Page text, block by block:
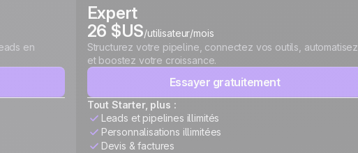
en
Expert
26 $US/utilisateur/mois
Structurez votre pipeline, connectez vos outils, automatisez
et boostez votre croissance.
Essayer gratuitement
Tout Starter, plus :
Leads et pipelines illimités
Personnalisations illimitées
Devis & factures